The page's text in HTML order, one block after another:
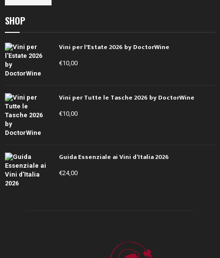
SHOP
Vini per l'Estate 2026 by DoctorWine
€10,00
Vini per Tutte le Tasche 2026 by DoctorWine
€10,00
Guida Essenziale ai Vini d’Italia 2026
€24,00